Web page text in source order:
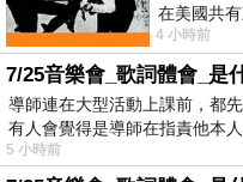
在美國共
No》即為
4 小時前
7/25音樂會_歌詞體會_是
導師連在大型活動上課前，都
有人會覺得是導師在指責他本
5 小時前